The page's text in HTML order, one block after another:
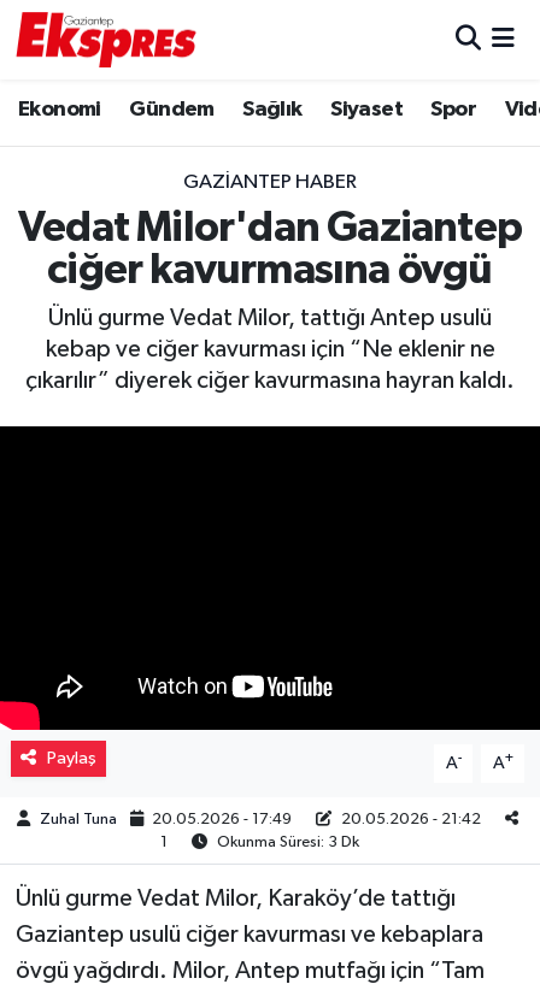
Ekonomi Gündem Sağlık Siyaset Spor
GAZIANTEP HABER
Vedat Milor'dan Gaziantep
ciğer kavurmasına övgü
Ünlü gurme Vedat Milor, tattığı Antep usulü
kebap ve ciğer kavurması için “Ne eklenir ne
çıkarılır” diyerek ciğer kavurmasına hayran kaldı.
Paylaş A- A+
Zuhal Tuna 20.05.2026 - 17:49
20.05.2026 - 21:42
1
Okunma Süresi: 3 Dk
Ünlü gurme Vedat Milor, Karaköy’de tattığı
Gaziantep usulü ciğer kavurması ve kebaplara
övgü yağdırdı. Milor, Antep mutfağı için “Tam
Ekonomi
Gaziantep son dakika
Genel
Gündem
Haberler
Resmi İlanlar
Sağlık
Sinemalar
Siyaset
Spor
Trafik Durumu
Puan Durumu ve Fikstür
Tüm Manşetler
Son Dakika Haberleri
Haber Arşivi